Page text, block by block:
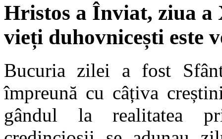
Hristos a Înviat, ziua
vieți duhovnicești este
Bucuria zilei a fost
împreună cu câțiva
gândul la realitatea